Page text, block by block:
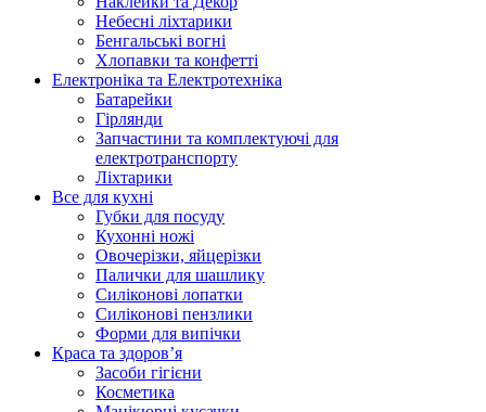
Небесні ліхтарики
Бенгальські вогні
Хлопавки та конфетті
Електроніка та Електротехніка
Батарейки
Гірлянди
Запчастини та комплектуючі для
електротранспорту
Ліхтарики
Все для кухні
Губки для посуду
Кухонні ножі
Овочерізки, яйцерізки
Палички для шашлику
Силіконові лопатки
Силіконові пензлики
Форми для випічки
Краса та здоров’я
Засоби гігієни
Косметика